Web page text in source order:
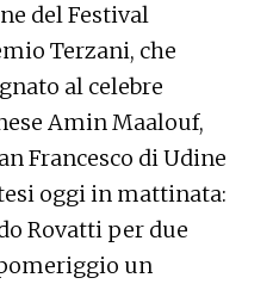
del Festival
Terzani, che
al celebre
Amin Maalouf,
Francesco di Udine
oggi in mattinata:
Rovatti per due
un